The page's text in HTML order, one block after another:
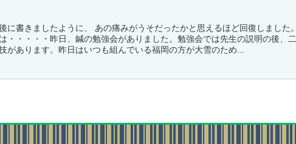
に書きましたように、 あの痛みがうそだったかと思えるほど回復しました。
・・・・・昨日、鍼の勉強会がありました。勉強会では先生の説明の後、二
があります。昨日はいつも組んでいる福岡の方が大雪のため...